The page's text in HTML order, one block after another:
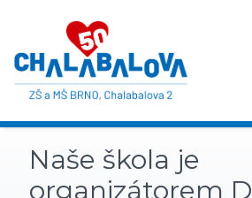
Naše škola je
organizátorem